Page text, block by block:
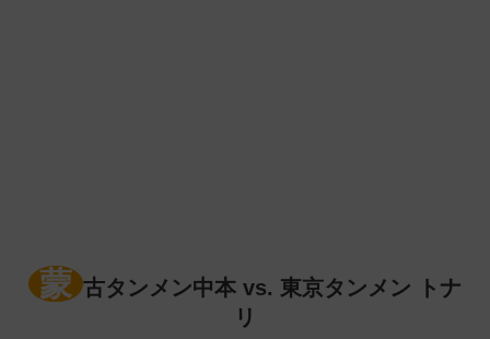
蒙 古タンメン中本 vs. 東京タンメン トナ
リ